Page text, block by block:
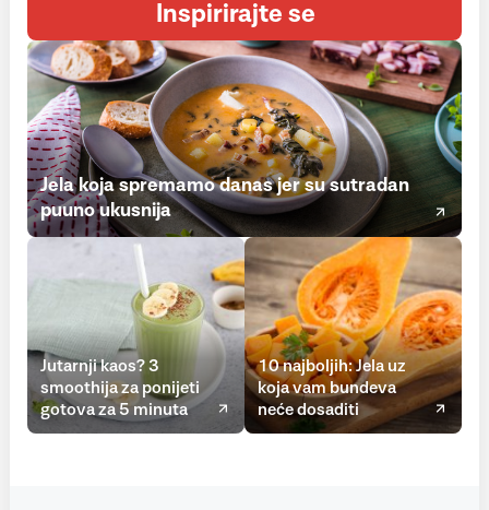
Inspirirajte se
Jela koja spremamo danas jer su sutradan
puuno ukusnija
Jutarnji kaos? 3
smoothija za ponijeti
gotova za 5 minuta
10 najboljih: Jela uz
koja vam bundeva
neće dosaditi